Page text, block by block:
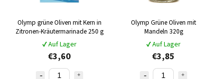
Olymp grüne Oliven mit Kern in
Zitronen-Kräutermarinade 250 g
✔ Auf Lager
€3,60
Olymp Grüne Oliven mit
Mandeln 320g
✔ Auf Lager
€3,85